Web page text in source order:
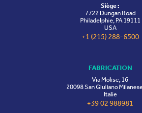
Siège :
7722 Dungan Road
Philadelphie, PA 19111
USA
+1 (215) 288-6500
FABRICATION
Via Molise, 16
20098 San Giuliano
Italie
+39 02 988981